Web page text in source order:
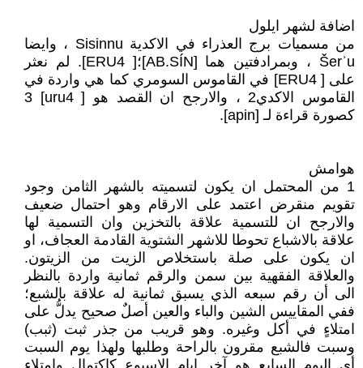
اضافة لشهر ايلول
من مسميات برج العذراء في الاكدية Sisinnu ، وايضا
Šerʾu ، وبمرادفتين هما [AB.SÍN]؛[ ERU4]. لم نعثر
على [ ERU4] في القاموس السومري كما هي واردة في
القاموس الاكدي2 ، والارجح ان القصد هو [ uru4] 3
كصورة قراءة لـ [apin].
هوامش
1 من المحتمل ان يكون لتسميته بالشهر الثامن وجود
تقويم منقرض اعتمد على الارقام وهو احتمال ضعيف
والارجح ان للتسمية علاقة بالتخزين وان التسمية لها
علاقة بالاشباع تحوطا للاشهر الشتوية القادمة العجاف، او
ان يكون على صلة باستخلاص الزيت من الزيتون.
والعلاقة الفقهية بين سمن والرقم ثمانية واردة بالنظر
الى أن رقم سبعه الذي يسبق ثمانية له علاقة بالشبع؛
ففي المقاييس الشين والباء والعين أصلٌ صحيح يدلُّ على
امتلاءٍ في أكل وغيره. وهو قريب من جذر ثبت (ثبب)
وسبت فالشبع مقرون بالراحة وطلبها ولهذا يوم السبت